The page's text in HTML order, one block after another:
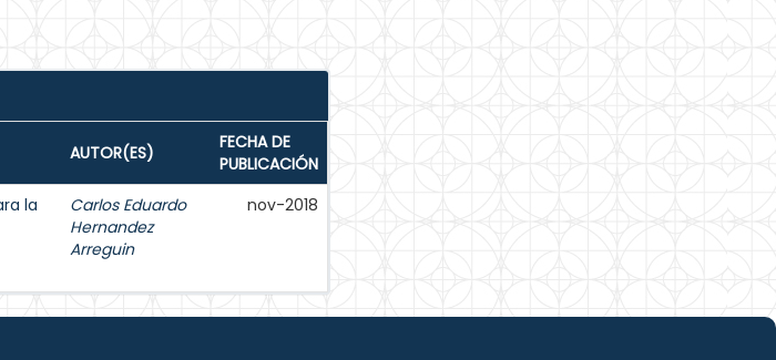
AUTOR(ES)
FECHA DE
PUBLICACIÓN
la
Carlos Eduardo
Hernandez
Arreguin
nov-2018